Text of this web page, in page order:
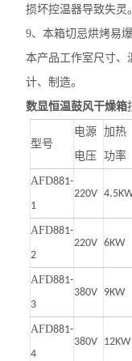
损坏控温器导致失灵。
9、本箱切忌烘烤易
本产品工作室尺寸、
计、制造。
数显恒温鼓风干燥箱
型号
电源
电压
加热
功率
AFD881-
1
220V
AFD881-
2
220V 6KW
AFD881-
3
380V 9KW
AFD881-
4
380V 12KW